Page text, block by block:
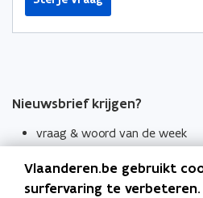
Nieuwsbrief krijgen?
vraag & woord van de week
Schrijf je in
Vlaanderen.be gebruikt
surfervaring te verbeteren.